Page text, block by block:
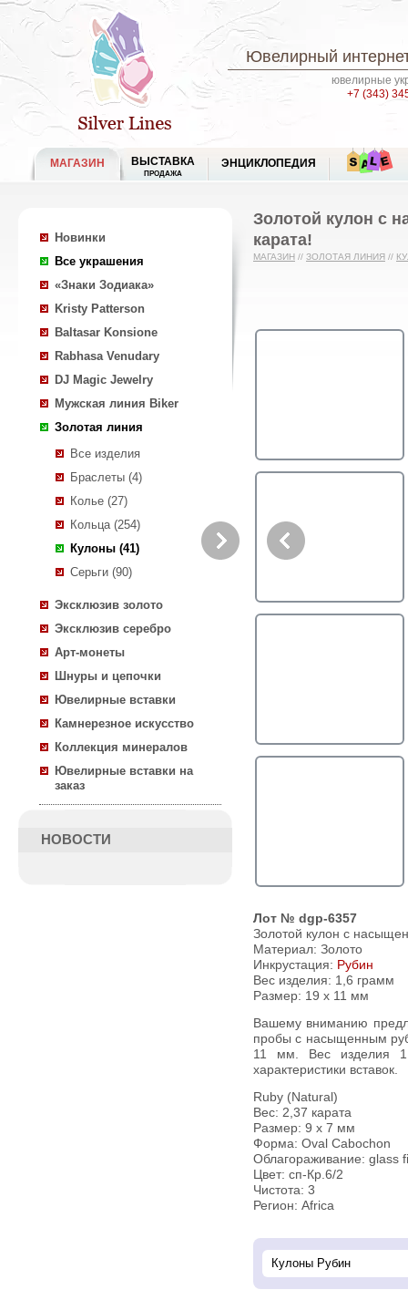
Ювелирный
ювелирные
+7 (343)
МАГАЗИН ВЫСТАВКА
ПРОДАЖА
ЭНЦИКЛОПЕДИЯ
Новинки
Все украшения
«Знаки Зодиака»
Kristy Patterson
Baltasar Konsione
Rabhasa Venudary
DJ Magic Jewelry
Мужская линия Biker
Золотая линия
Все изделия
Браслеты (4)
Колье (27)
Кольца (254)
Кулоны (41)
Серьги (90)
Эксклюзив золото
Эксклюзив серебро
Арт-монеты
Шнуры и цепочки
Ювелирные вставки
Камнерезное искусство
Коллекция минералов
Ювелирные вставки на
заказ
НОВОСТИ
Золотой кулон с
карата!
МАГАЗИН // ЗОЛОТАЯ ЛИНИЯ //
Лот № dgp-6357
Золотой кулон с
Материал: Золото
Инкрустация: Рубин
Вес изделия: 1,6 грамм
Размер: 19 х 11 мм
Вашему вниманию предлагается кулон из желтого золота 585
пробы с насыщенным
11 мм. Вес изделия
характеристики вставок.
Ruby (Natural)
Вес: 2,37 карата
Размер: 9 х 7 мм
Форма: Oval Cabochon
Облагораживание: glass
Цвет: сп-Кр.6/2
Чистота: 3
Регион: Africa